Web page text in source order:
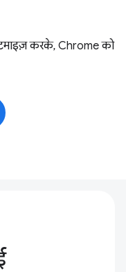
करके, Chrome को